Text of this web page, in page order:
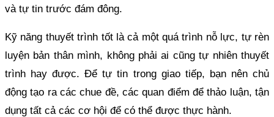
và tự tin trước đám đông.
Kỹ năng thuyết trình tốt là cả một quá trình nỗ lực, tự rèn
luyện bản thân mình, không phải ai cũng tự nhiên thuyết
trình hay được. Để tự tin trong giao tiếp, bạn nên chủ
động tạo ra các chue đề, các quan điểm để thảo luận, tận
dụng tất cả các cơ hội để có thể được thực hành.